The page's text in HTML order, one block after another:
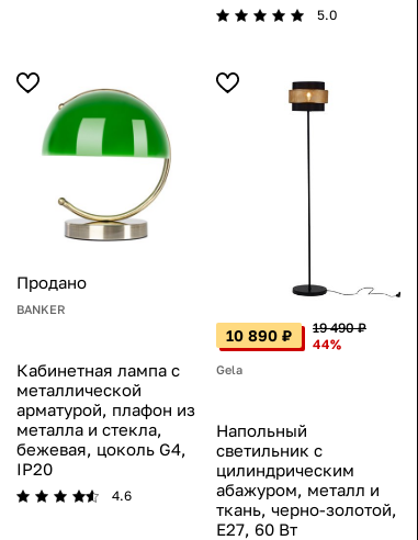
5.0
Продано
BANKER
Кабинетная лампа с
металлической
арматурой, плафон из
металла и стекла,
бежевая, цоколь G4,
IP20
4.6
10 890 ₽
19 490 ₽
44%
Gela
Напольный
светильник с
цилиндрическим
абажуром, металл и
ткань, черно-золотой,
E27, 60 Вт